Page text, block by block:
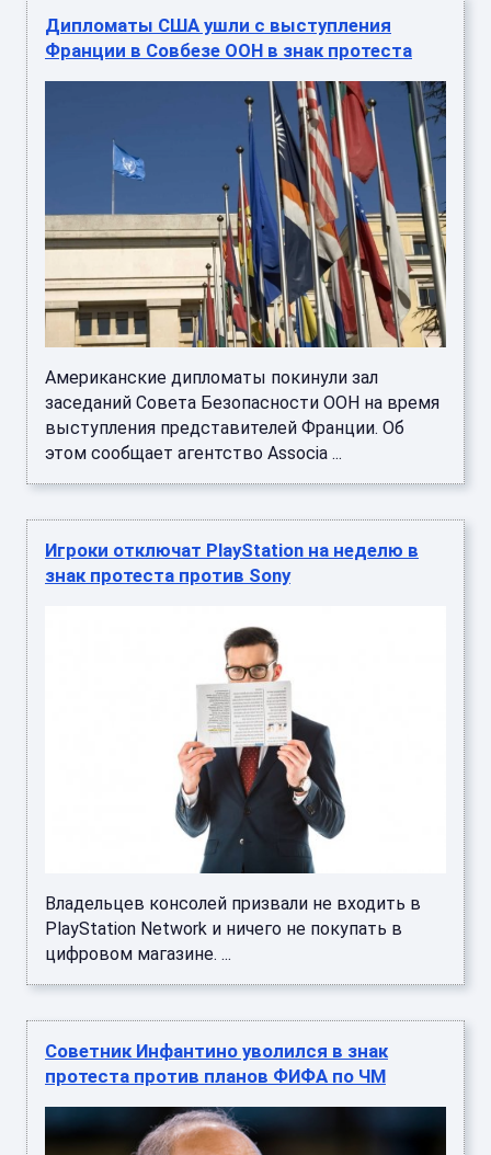
Дипломаты США ушли с выступления
Франции в Совбезе ООН в знак протеста
Американские дипломаты покинули зал
заседаний Совета Безопасности ООН на время
выступления представителей Франции. Об
этом сообщает агентство Associa ...
Игроки отключат PlayStation на неделю в
знак протеста против Sony
Владельцев консолей призвали не входить в
PlayStation Network и ничего не покупать в
цифровом магазине. ...
Советник Инфантино уволился в знак
протеста против планов ФИФА по ЧМ